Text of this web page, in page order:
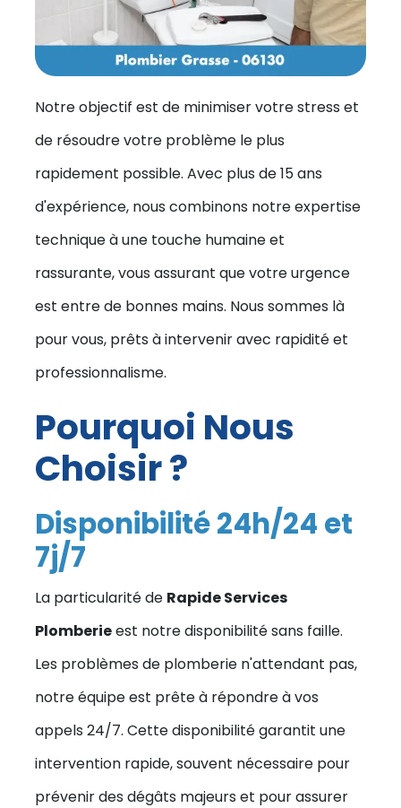
Notre objectif est de minimiser votre stress et
de résoudre votre problème le plus
rapidement possible. Avec plus de 15 ans
d'expérience, nous combinons notre expertise
technique à une touche humaine et
rassurante, vous assurant que votre urgence
est entre de bonnes mains. Nous sommes là
pour vous, prêts à intervenir avec rapidité et
professionnalisme.
Pourquoi Nous
Choisir ?
Disponibilité 24h/24 et
7j/7
La particularité de Rapide Services
Plomberieest notre disponibilité sans faille.
Les problèmes de plomberie n'attendant pas,
notre équipe est prête à répondre à vos
appels 24/7. Cette disponibilité garantit une
intervention rapide, souvent nécessaire pour
prévenir des dégâts majeurs et pour assurer